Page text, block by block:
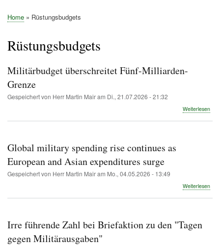
Home Rüstungsbudgets
Rüstungsbudgets
Militärbudget überschreitet Fünf-Milliarden-
Grenze
Gespeichert von Herr Martin Mairam Di., 21.07.2026 - 21:32
Weiterlesen
Global military spending rise continues as
European and Asian expenditures surge
Gespeichert von Herr Martin Mairam Mo., 04.05.2026 - 13:49
Weiterlesen
Irre führende Zahl bei Briefaktion zu den "Tagen
gegen Militärausgaben"